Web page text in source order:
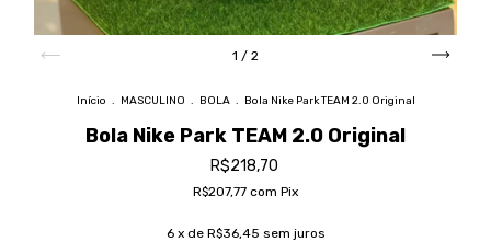
1 / 2
Início . MASCULINO . BOLA . Bola Nike Park TEAM 2.0 Original
Bola Nike Park TEAM 2.0 Original
R$218,70
R$207,77 com Pix
6 x de R$36,45 sem juros